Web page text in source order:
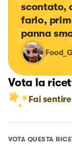
scontato,
farlo,
panna
Vota la
Fai
VOTA QUESTA